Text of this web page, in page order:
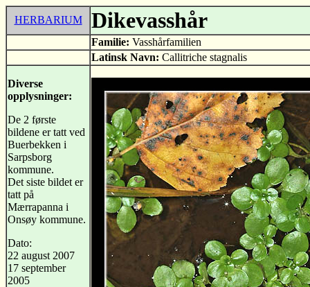
HERBARIUM Dikevasshår
Familie: Vasshårfamilien
Latinsk Navn: Callitriche stagnalis
Diverse
opplysninger:
De 2 første
bildene er tatt ved
Buerbekken i
Sarpsborg
kommune.
Det siste bildet er
tatt på
Mærrapanna i
Onsøy kommune.
Dato:
22 august 2007
17 september
2005